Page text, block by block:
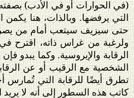
(في الحوارات أو في الأدب)
التي يرفضها. وبالذات، هنا
حتى سيزيف سيتعب أمام من يصر
ولرغبة من غراس ذاته، اقترح
الرقابة والإيروسية. وكما يبدو
الشخصية مع الرقيب أو عن
تطرق أيضًا للرقابة التي تُمارس
كاتب هذه السطور إلى أنه لا يريد